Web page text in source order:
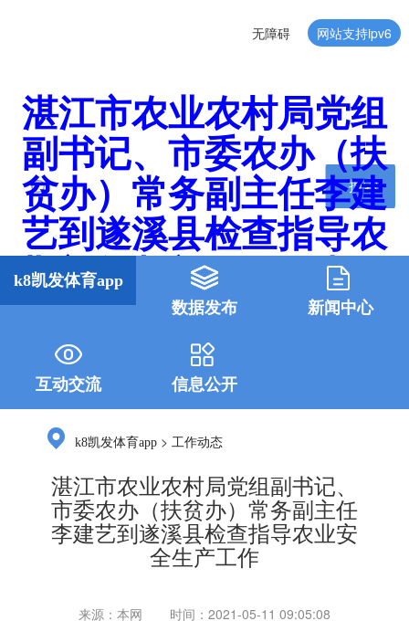
无障碍 网站支持ipv6
湛江市农业农村局党组
副书记、市委农办（扶
贫办）常务副主任李建
艺到遂溪县检查指导农
业安全生产工作-k8凯发
体育app
搜索
k8凯发体育app
数据发布
新闻中心
互动交流 信息公开
k8凯发体育app >工作动态
湛江市农业农村局党组副书记、
市委农办（扶贫办）常务副主任
李建艺到遂溪县检查指导农业安
全生产工作
来源：本网
时间：2021-05-11 09:05:08